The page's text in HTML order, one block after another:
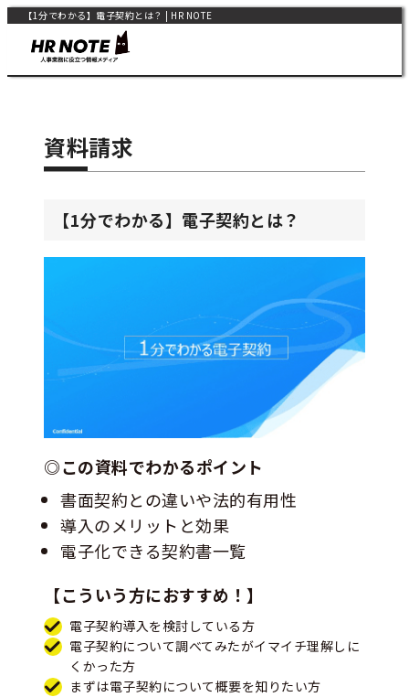
【1分でわかる】電子契約とは？ | HR NOTE
資料請求
【1分でわかる】電子契約とは？
◎この資料でわかるポイント
書面契約との違いや法的有用性
導入のメリットと効果
電子化できる契約書一覧
【こういう方におすすめ！】
電子契約導入を検討している方
電子契約について調べてみたがイマイチ理解しに
くかった方
まずは電子契約について概要を知りたい方